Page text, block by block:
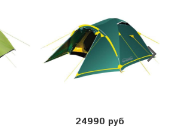
24990 руб